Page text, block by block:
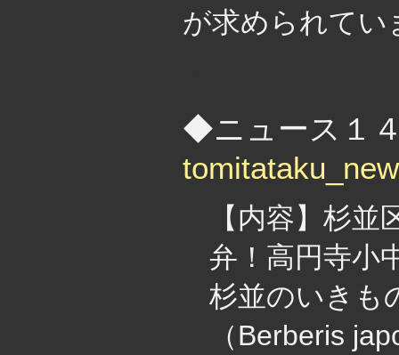
が求められてい
◆ニュース１
【内容】杉
弁！高円寺小
杉並のいきも
（Berberis